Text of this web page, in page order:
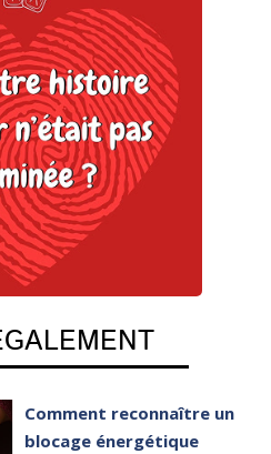
Comment reconnaître un
blocage énergétique